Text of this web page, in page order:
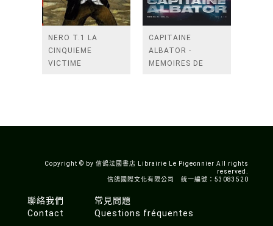
NERO T.1 LA
CINQUIEME
VICTIME
CAPITAINE
ALBATOR -
MEMOIRES DE
Copyright © by 信鴿法國書店 Librairie Le Pigeonnier All rights
reserved.
信鴿國際文化有限公司 統一編號：53083520
聯絡我們
Contact
常見問題
Questions fréquentes